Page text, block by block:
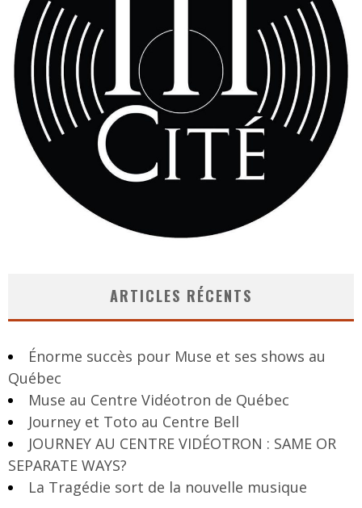
ARTICLES RÉCENTS
Énorme succès pour Muse et ses shows au
Québec
Muse au Centre Vidéotron de Québec
Journey et Toto au Centre Bell
JOURNEY AU CENTRE VIDÉOTRON : SAME OR
SEPARATE WAYS?
La Tragédie sort de la nouvelle musique